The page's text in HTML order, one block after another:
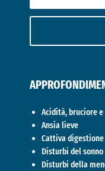
Acidità, bruciore
Ansia lieve
Cattiva digestione
Disturbi del sonno
Disturbi della